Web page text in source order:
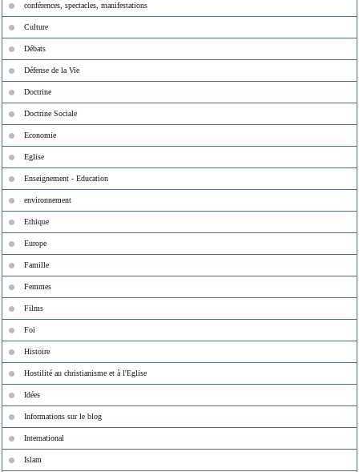
conférences, spectacles, manifestations
Culture
Débats
Défense de la Vie
Doctrine
Doctrine Sociale
Economie
Eglise
Enseignement - Education
environnement
Ethique
Europe
Famille
Femmes
Films
Foi
Histoire
Hostilité au christianisme et à l'Eglise
Idées
Informations sur le blog
International
Islam